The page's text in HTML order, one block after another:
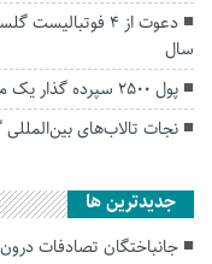
سال
پول 2500 سپرده گذار یک موسسه مالی منحل شده بازگردانده شد
نجات تالاب‌های
جديدترين ها
جانباختگان تصادفات درون‌شهری